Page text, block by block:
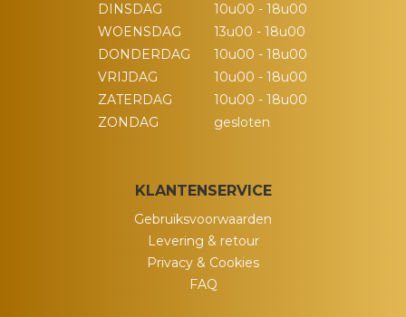
DINSDAG
10u00 - 18u00
WOENSDAG
13u00 - 18u00
DONDERDAG
10u00 - 18u00
VRIJDAG
10u00 - 18u00
ZATERDAG
10u00 - 18u00
ZONDAG
gesloten
KLANTENSERVICE
Gebruiksvoorwaarden
Levering & retour
Privacy & Cookies
FAQ